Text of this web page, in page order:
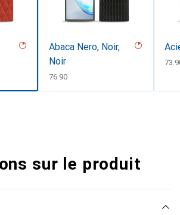
Abaca Nero, Noir,
Noir
CHF
76.90
CHF
sur le produit